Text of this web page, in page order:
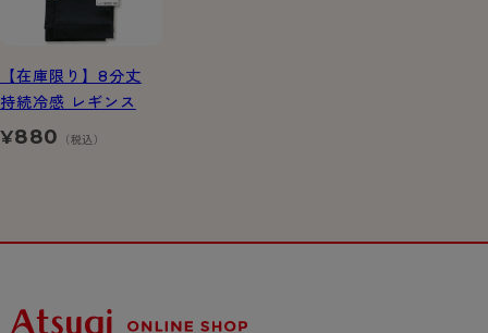
【在庫限り】8分丈
持続冷感 レギンス
¥880 （税込）